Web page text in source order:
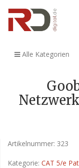
Alle Kategorien
Artikelnummer: 323
Kategorie: CAT 5/e